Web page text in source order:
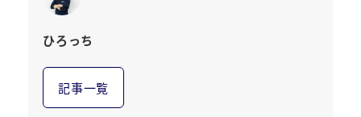
ひろっち
記事一覧